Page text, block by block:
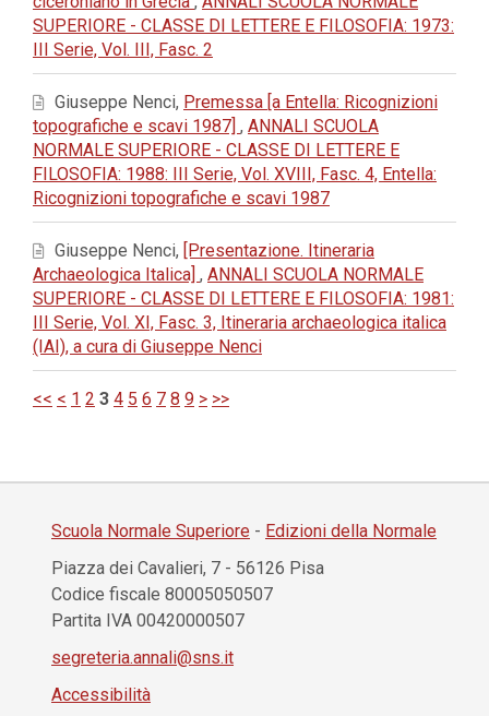
SUPERIORE - CLASSE DI LETTERE E FILOSOFIA: 1973:
III Serie, Vol. III, Fasc. 2
Giuseppe Nenci, Premessa [a Entella: Ricognizioni
topografiche e scavi 1987] , ANNALI SCUOLA
NORMALE SUPERIORE - CLASSE DI LETTERE E
FILOSOFIA: 1988: III Serie, Vol. XVIII, Fasc. 4, Entella:
Ricognizioni topografiche e scavi 1987
Giuseppe Nenci, [Presentazione. Itineraria
Archaeologica Italica] , ANNALI SCUOLA NORMALE
SUPERIORE - CLASSE DI LETTERE E FILOSOFIA: 1981:
III Serie, Vol. XI, Fasc. 3, Itineraria archaeologica italica
(IAI), a cura di Giuseppe Nenci
<< < 1 2 3 4 5 6 7 8 9 > >>
Scuola Normale Superiore - Edizioni della Normale
Piazza dei Cavalieri, 7 - 56126 Pisa
Codice fiscale 80005050507
Partita IVA 00420000507
segreteria.annali@sns.it
Accessibilità